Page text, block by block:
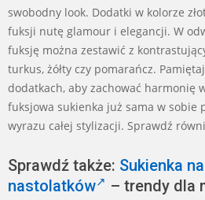
swobodny look. Dodatki w kolorze
fuksji nutę glamour i elegancji. W
fuksję można zestawić z
turkus, żółty czy pomarańcz.
dodatkach, aby zachować harmonię
fuksjowa sukienka już sama w sobie
wyrazu całej stylizacji. Sprawdź
Sprawdź także: Sukienka
nastolatków
– trendy dla